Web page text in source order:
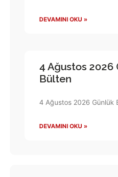
DEVAMINI OKU »
4 Ağustos 2026
Bülten
4 Ağustos 2026 Günlük
DEVAMINI OKU »